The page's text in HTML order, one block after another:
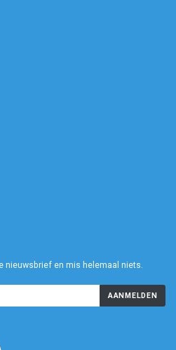
nieuwsbrief en mis helemaal niets.
AANMELDEN